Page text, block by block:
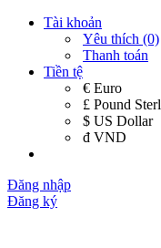
Tài khoản
Yêu thích (0)
Thanh toán
Tiền tệ
€ Euro
£ Pound
$ US Dollar
đ VND
Đăng nhập
Đăng ký